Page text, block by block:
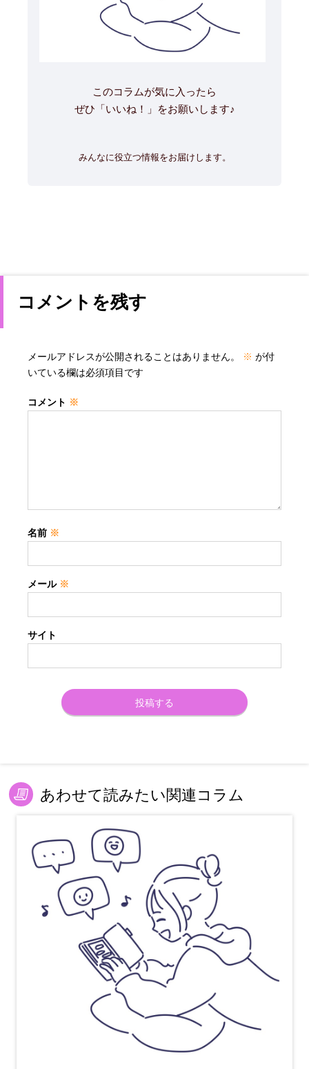
このコラムが気に入ったら
ぜひ「いいね！」をお願いします♪
みんなに役立つ情報をお届けします。
コメントを残す
メールアドレスが公開されることはありません。 ※ が付
いている欄は必須項目です
コメント ※
名前 ※
メール ※
サイト
あわせて読みたい関連コラム